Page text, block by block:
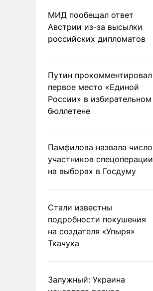
МИД пообещал ответ
Австрии из-за высылки
российских дипломатов
Путин прокомментировал
первое место «Единой
России» в избирательном
бюллетене
Памфилова назвала число
участников спецоперации
на выборах в Госдуму
Стали известны
подробности покушения
на создателя «Упыря»
Ткачука
Залужный: Украина